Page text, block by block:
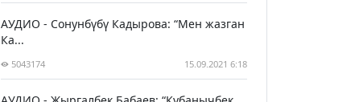
АУДИО - Сонунбүбү Кадырова: “Мен жазган
Ка...
5043174 15.09.2021 6:18